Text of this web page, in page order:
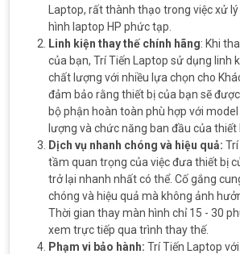
Laptop, rất thành thạo trong việc xử
hình laptop HP phức tạp.
Linh kiện thay thế chính hãng: Khi
của bạn, Trí Tiến Laptop sử dụng linh
chất lượng với nhiều lựa chọn cho
đảm bảo rằng thiết bị của bạn sẽ
bộ phận hoàn toàn phù hợp với
lượng và chức năng ban đầu của thiết
Dịch vụ nhanh chóng và hiệu quả:
tầm quan trọng của việc đưa thiết bị
trở lại nhanh nhất có thể. Cố gắng
chóng và hiệu quả mà không ảnh
Thời gian thay màn hình chỉ 15 - 30
xem trực tiếp qua trình thay thế.
Phạm vi bảo hành: Trí Tiến Laptop